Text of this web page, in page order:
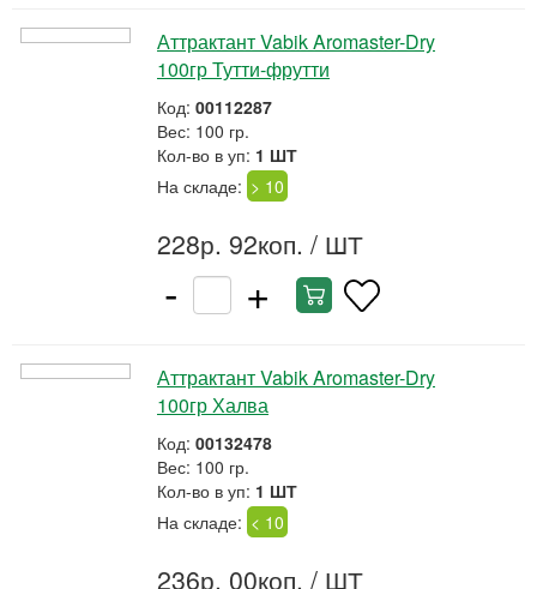
Аттрактант Vabik Aromaster-Dry
100гр Тутти-фрутти
Код: 00112287
Вес: 100 гр.
Кол-во в уп: 1 ШТ
На складе: > 10
228р. 92коп. / ШТ
- +
Аттрактант Vabik Aromaster-Dry
100гр Халва
Код: 00132478
Вес: 100 гр.
Кол-во в уп: 1 ШТ
На складе: < 10
236р. 00коп. / ШТ